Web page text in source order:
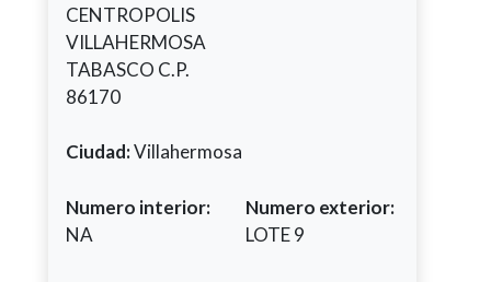
CENTROPOLIS
VILLAHERMOSA
TABASCO C.P.
86170
Ciudad:Villahermosa
Numero interior:
NA
Numero exterior:
LOTE 9